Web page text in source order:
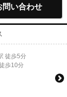
問い合わせ
徒歩5分
歩10分